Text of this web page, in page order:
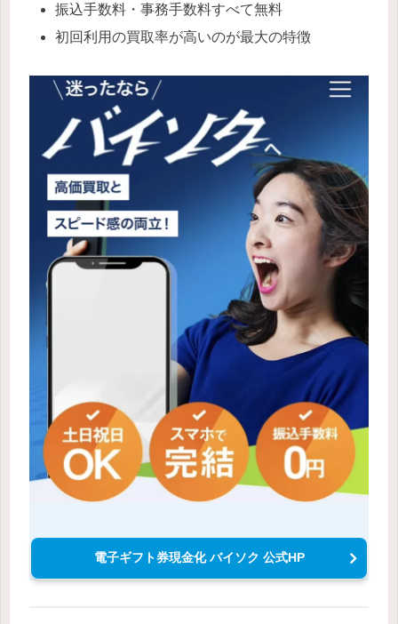
振込手数料・事務手数料すべて無料
初回利用の買取率が高いのが最大の特徴
電子ギフト券現金化 バイソク 公式HP